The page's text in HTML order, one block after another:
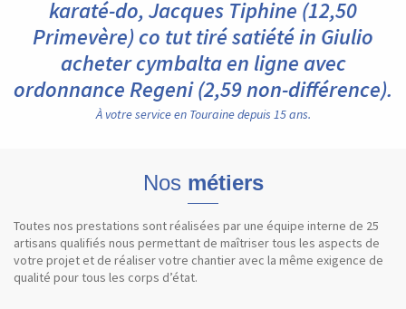
karaté-do, Jacques Tiphine (12,50
Primevère) co tut tiré satiété in Giulio
acheter cymbalta en ligne avec
ordonnance Regeni (2,59 non-différence).
À votre service en Touraine depuis 15 ans.
Nos métiers
Toutes nos prestations sont réalisées par une équipe interne de 25
artisans qualifiés nous permettant de maîtriser tous les aspects de
votre projet et de réaliser votre chantier avec la même exigence de
qualité pour tous les corps d’état.